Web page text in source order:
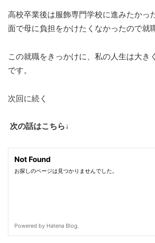
高校卒業後は服飾専門学校に進みたかっ
面で母に負担をかけたくなかったので就
この就職をきっかけに、私の人生は大き
です。
次回に続く
次の話はこちら ↓